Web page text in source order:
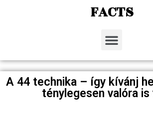
FACTS
A 44 technika – így kívánj
ténylegesen valóra is